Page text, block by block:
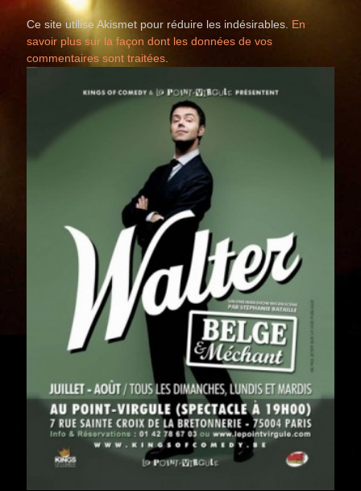
Ce site utilise Akismet pour réduire les indésirables. En
savoir plus sur la façon dont les données de vos
commentaires sont traitées.